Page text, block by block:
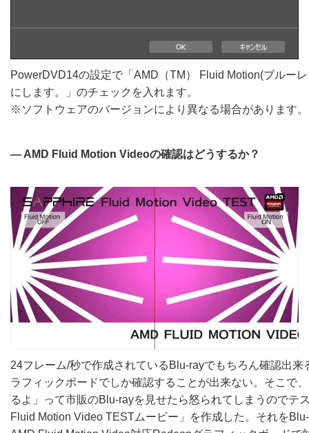
PowerDVD14の設定で「AMD（TM） Fluid Motion(ブルー
にします。」のチェックを入れます。
※ソフトウェアのバージョンにより異なる場合があります。
― AMD Fluid Motion Videoの確認はどうするか？
24フレーム/秒で作成されているBlu-rayでもちろん確認出来
ラフィックボードでしか確認することが出来ない。そこで
るよ」って市販のBlu-rayを見せたら怒られてしまうのでテ
Fluid Motion Video TESTムービー」を作成した。それを